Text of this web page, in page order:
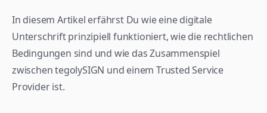
In diesem Artikel erfährst Du wie eine digitale
Unterschrift prinzipiell funktioniert, wie die rechtlichen
Bedingungen sind und wie das Zusammenspiel
zwischen tegolySIGN und einem Trusted Service
Provider ist.